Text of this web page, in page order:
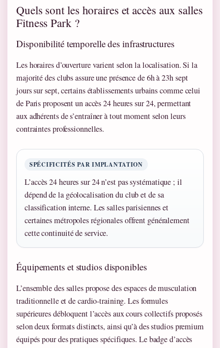
Quels sont les horaires et accès aux salles
Fitness Park ?
Disponibilité temporelle des infrastructures
Les horaires d’ouverture varient selon la localisation. Si la
majorité des clubs assure une présence de 6h à 23h sept
jours sur sept, certains établissements urbains comme celui
de Paris proposent un accès 24 heures sur 24, permettant
aux adhérents de s’entraîner à tout moment selon leurs
contraintes professionnelles.
SPÉCIFICITÉS PAR IMPLANTATION
L’accès 24 heures sur 24 n’est pas systématique ; il
dépend de la géolocalisation du club et de sa
classification interne. Les salles parisiennes et
certaines métropoles régionales offrent généralement
cette continuité de service.
Équipements et studios disponibles
L’ensemble des salles propose des espaces de musculation
traditionnelle et de cardio-training. Les formules
supérieures débloquent l’accès aux cours collectifs proposés
selon deux formats distincts, ainsi qu’à des studios premium
équipés pour des pratiques spécifiques. Le badge d’accès